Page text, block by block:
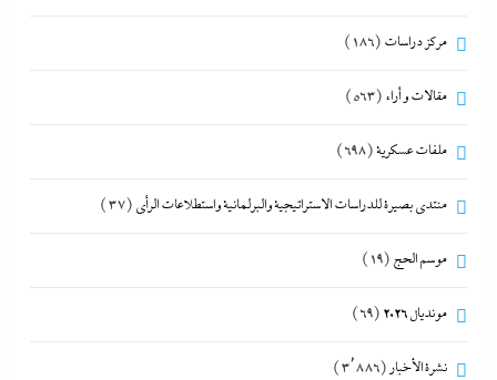
مركز دراسات (186)
مقالات و أراء (563)
ملفات عسكرية(698)
منتدى بصيرة للدراسات الاستراتيجية والبرلمانية واستطلاعات الرأى (37)
موسم الحج (19)
مونديال 2026 (69)
نشرة الأخبار (3٬886)